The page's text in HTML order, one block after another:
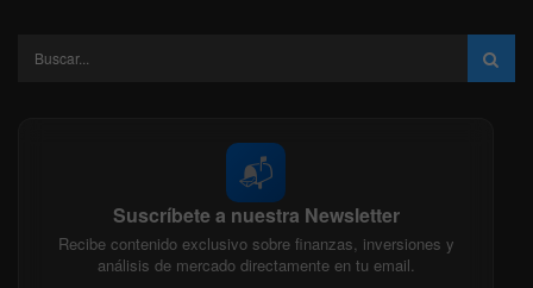
📬
Suscríbete a nuestra Newsletter
Recibe contenido exclusivo sobre finanzas, inversiones y
análisis de mercado directamente en tu email.